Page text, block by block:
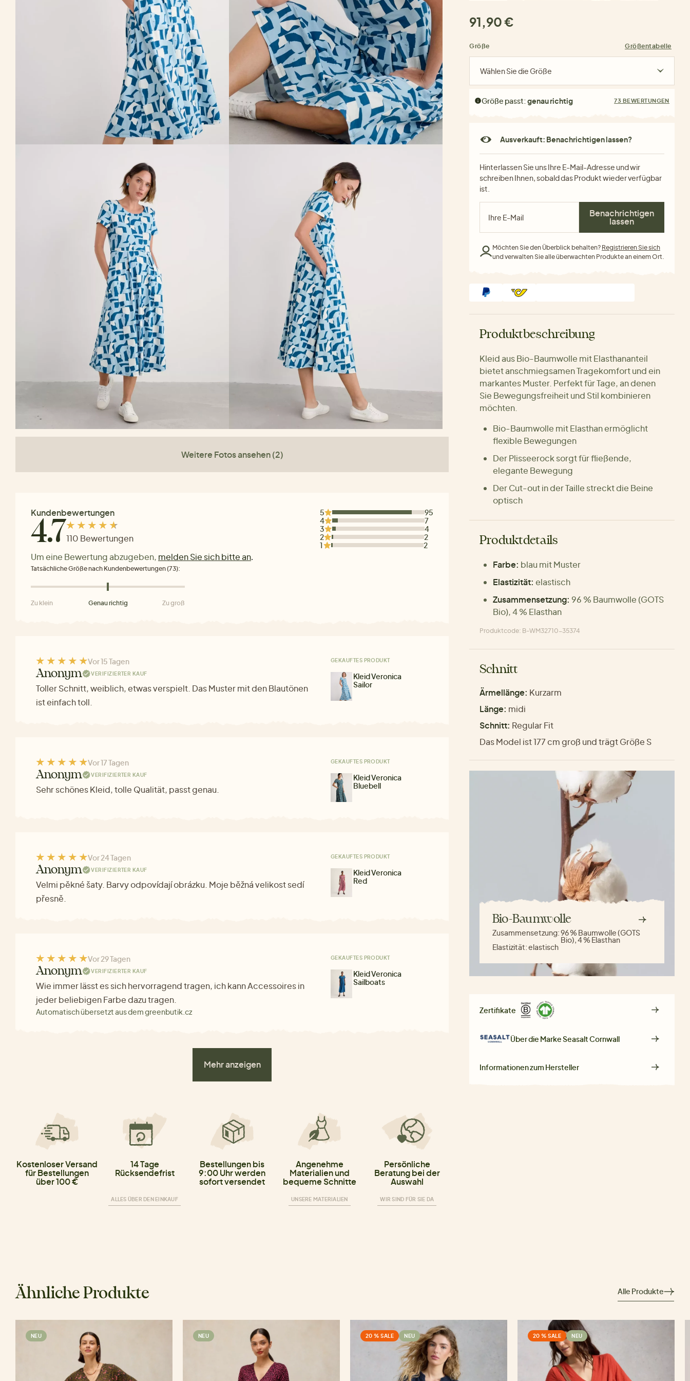
Weitere Fotos ansehen (2)
Kundenbewertungen
4.7110 Bewertungen
Um eine Bewertung abzugeben, melden Sie sich bitte an.
5
95
4
7
3
4
2
2
1
2
Tatsächliche Größe nach Kundenbewertungen (73):
Zu klein Genau richtig Zu groß
Vor 15 Tagen
Anonym VERIFIZIERTER KAUF
Toller Schnitt, weiblich, etwas verspielt. Das Muster mit den Blautönen
ist einfach toll.
GEKAUFTES PRODUKT
Kleid Veronica
Sailor
Vor 17 Tagen
Anonym VERIFIZIERTER KAUF
Sehr schönes Kleid, tolle Qualität, passt genau.
GEKAUFTES PRODUKT
Kleid Veronica
Bluebell
Vor 24 Tagen
Anonym VERIFIZIERTER KAUF
Velmi pěkné šaty. Barvy odpovídají obrázku. Moje běžná velikost sedí
přesně.
GEKAUFTES PRODUKT
Kleid Veronica
Red
Vor 29 Tagen
Anonym VERIFIZIERTER KAUF
Wie immer lässt es sich hervorragend tragen, ich kann Accessoires in
jeder beliebigen Farbe dazu tragen.
Automatisch übersetzt aus dem greenbutik.cz
GEKAUFTES PRODUKT
Kleid Veronica
Sailboats
Mehr anzeigen
Kostenloser Versand
für Bestellungen
über 100 €
14 Tage
Rücksendefrist
ALLES ÜBER DEN EINKAUF
Bestellungen bis
9:00 Uhr werden
sofort versendet
Angenehme
Materialien und
bequeme Schnitte
UNSERE MATERIALIEN
Persönliche
Beratung bei der
Auswahl
WIR SIND FÜR SIE DA
91,90 €
Größe Größentabelle
Wählen Sie die Größe
Größe passt:genau richtig 73 BEWERTUNGEN
Ausverkauft: Benachrichtigen lassen?
Hinterlassen Sie uns Ihre E-Mail-Adresse und wir
schreiben Ihnen, sobald das Produkt wieder verfügbar
ist.
Benachrichtigen
lassen
Möchten Sie den Überblick behalten? Registrieren Sie sich
und verwalten Sie alle überwachten Produkte an einem Ort.
Produktbeschreibung
Kleid aus Bio-Baumwolle mit Elasthananteil
bietet anschmiegsamen Tragekomfort und ein
markantes Muster. Perfekt für Tage, an denen
Sie Bewegungsfreiheit und Stil kombinieren
möchten.
Bio-Baumwolle mit Elasthan ermöglicht
flexible Bewegungen
Der Plisseerock sorgt für fließende,
elegante Bewegung
Der Cut-out in der Taille streckt die Beine
optisch
Produktdetails
Farbe: blau mit Muster
Elastizität: elastisch
Zusammensetzung: 96 % Baumwolle (GOTS
Bio), 4 % Elasthan
Produktcode: B-WM32710-35374
Schnitt
Ärmellänge: Kurzarm
Länge: midi
Schnitt: Regular Fit
Das Model ist 177 cm groß und trägt Größe S
Bio-Baumwolle
Zusammensetzung:96 % Baumwolle (GOTS
Bio), 4 % Elasthan
Elastizität:elastisch
Zertifikate
Über die MarkeSeasalt Cornwall
Informationen zum Hersteller
Ähnliche Produkte Alle Produkte
NEU NEU 20 % SALE NEU 20 % SALE NEU